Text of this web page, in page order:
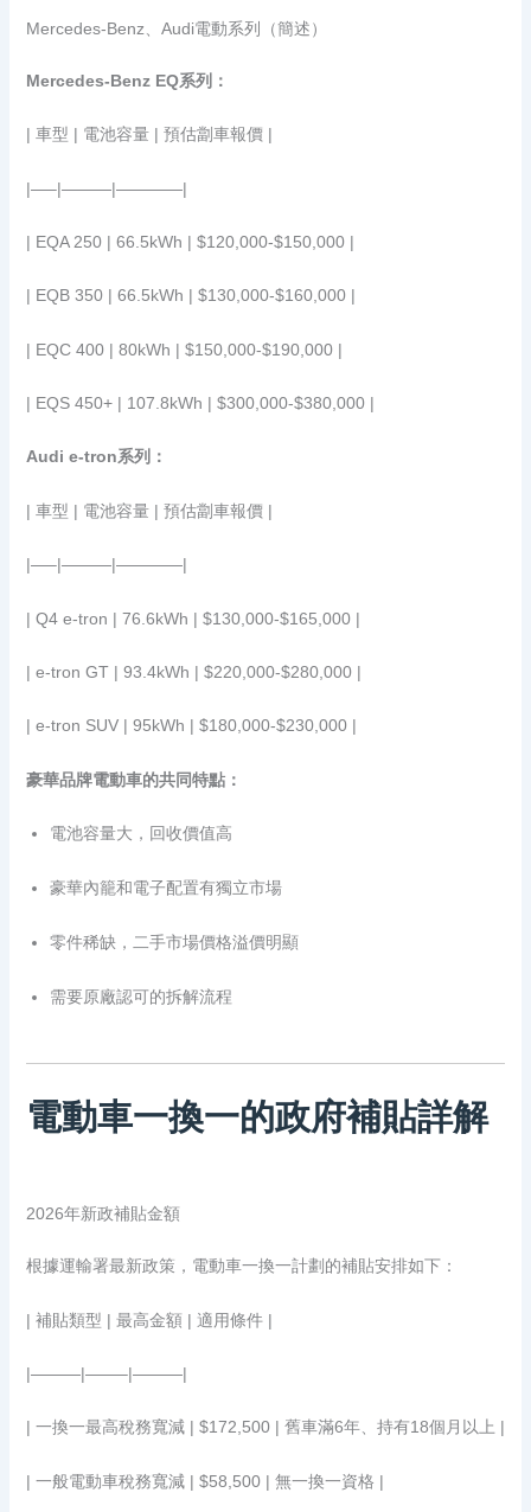
Mercedes-Benz、Audi電動系列（簡述）
Mercedes-Benz EQ系列：
| 車型 | 電池容量 | 預估劏車報價 |
|—–|———|————|
| EQA 250 | 66.5kWh | $120,000-$150,000 |
| EQB 350 | 66.5kWh | $130,000-$160,000 |
| EQC 400 | 80kWh | $150,000-$190,000 |
| EQS 450+ | 107.8kWh | $300,000-$380,000 |
Audi e-tron系列：
| 車型 | 電池容量 | 預估劏車報價 |
|—–|———|————|
| Q4 e-tron | 76.6kWh | $130,000-$165,000 |
| e-tron GT | 93.4kWh | $220,000-$280,000 |
| e-tron SUV | 95kWh | $180,000-$230,000 |
豪華品牌電動車的共同特點：
電池容量大，回收價值高
豪華內籠和電子配置有獨立市場
零件稀缺，二手市場價格溢價明顯
需要原廠認可的拆解流程
電動車一換一的政府補貼詳解
2026年新政補貼金額
根據運輸署最新政策，電動車一換一計劃的補貼安排如下：
| 補貼類型 | 最高金額 | 適用條件 |
|———|——–|———|
| 一換一最高稅務寬減 | $172,500 | 舊車滿6年、持有18個月以上 |
| 一般電動車稅務寬減 | $58,500 | 無一換一資格 |